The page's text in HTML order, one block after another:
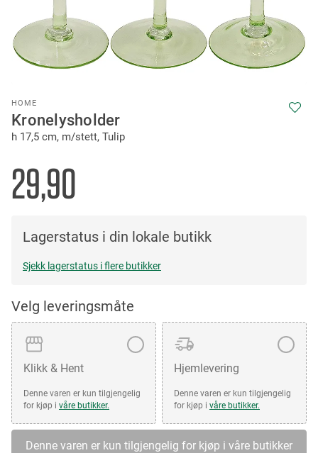
HOME
Kronelysholder
h 17,5 cm, m/stett, Tulip
29,90
Lagerstatus i din lokale butikk
Sjekk lagerstatus i flere butikker
Velg leveringsmåte
Klikk & Hent
Denne varen er kun tilgjengelig
for kjøp i våre butikker.
Hjemlevering
Denne varen er kun tilgjengelig
for kjøp i våre butikker.
Denne varen er kun tilgjengelig for kjøp i våre butikker
to
the
beginning
the
images
gallery